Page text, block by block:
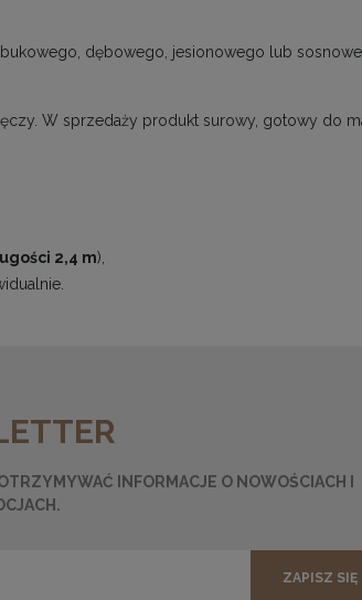
KOSZTÓW PŁATNOŚCI
dębowego, jesionowego lub
W sprzedaży produkt surowy, gotowy do
2,4 m),
INFORMACJE O NOWOŚCIACH I
ZAPISZ SIĘ